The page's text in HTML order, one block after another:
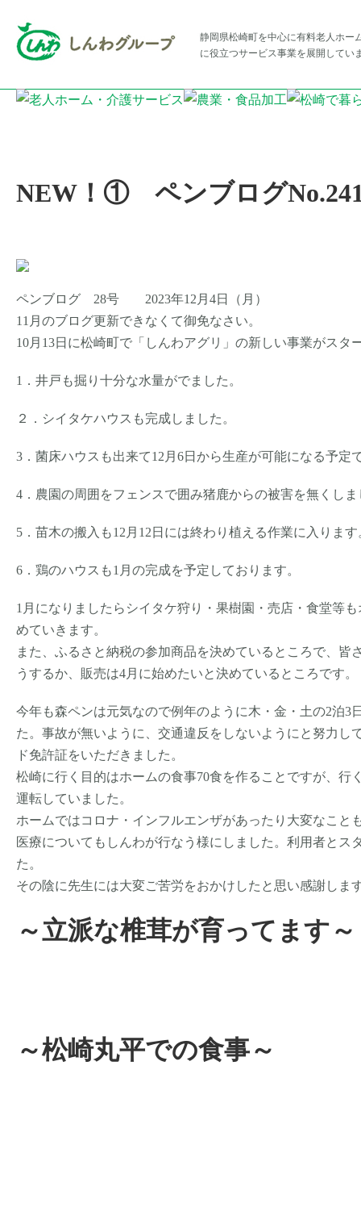
静岡県松崎町を中心に有料老人ホー
に役立つサービス事業を展開してい
NEW！① ペンブログ
ペンブログ 28号 2023年12月4日（月）
11月のブログ更新できなくて御免なさい。
10月13日に松崎町で「しんわアグリ」の新しい事業がスタ
1．井戸も掘り十分な水量がでました。
２．シイタケハウスも完成しました。
3．菌床ハウスも出来て12月6日から生産が可能になる予定
4．農園の周囲をフェンスで囲み猪鹿からの被害を無くしま
5．苗木の搬入も12月12日には終わり植える作業に入ります
6．鶏のハウスも1月の完成を予定しております。
1月になりましたらシイタケ狩り・果樹園・売店・食堂等
めていきます。
また、ふるさと納税の参加商品を決めているところで、皆
うするか、販売は4月に始めたいと決めているところです。
今年も森ペンは元気なので例年のように木・金・土の2泊3
た。事故が無いように、交通違反をしないようにと努力し
ド免許証をいただきました。
松崎に行く目的はホームの食事70食を作ることですが、行
運転していました。
ホームではコロナ・インフルエンザがあったり大変なこと
医療についてもしんわが行なう様にしました。利用者とス
た。
その陰に先生には大変ご苦労をおかけしたと思い感謝しま
～立派な椎茸が育ってます～
～松崎丸平での食事～